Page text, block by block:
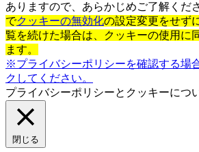
ありますので、あらかじめご了解くだ
でクッキーの無効化の設定変更をせず
覧を続けた場合は、クッキーの使用に
ます。
※プライバシーポリシーを確認する場
クしてください。
プライバシーポリシーとクッキーにつ
閉じる